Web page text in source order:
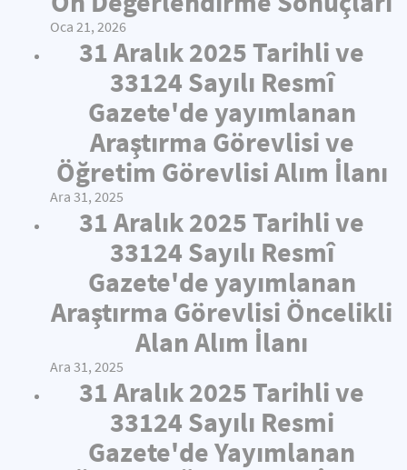
Oca 21, 2026
31 Aralık 2025 Tarihli ve
33124 Sayılı Resmî
Gazete'de yayımlanan
Araştırma Görevlisi ve
Öğretim Görevlisi Alım İlanı
Ara 31, 2025
31 Aralık 2025 Tarihli ve
33124 Sayılı Resmî
Gazete'de yayımlanan
Araştırma Görevlisi Öncelikli
Alan Alım İlanı
Ara 31, 2025
31 Aralık 2025 Tarihli ve
33124 Sayılı Resmi
Gazete'de Yayımlanan